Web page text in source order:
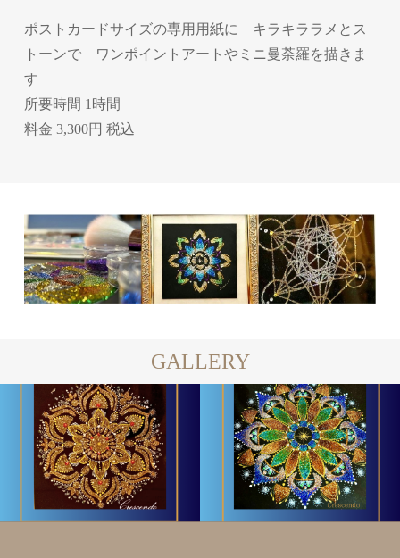
ポストカードサイズの専用用紙に キラキララメとス
トーンで ワンポイントアートやミニ曼荼羅を描きま
す
所要時間 1時間
料金 3,300円 税込
GALLERY
メア
ラメア
ペイント